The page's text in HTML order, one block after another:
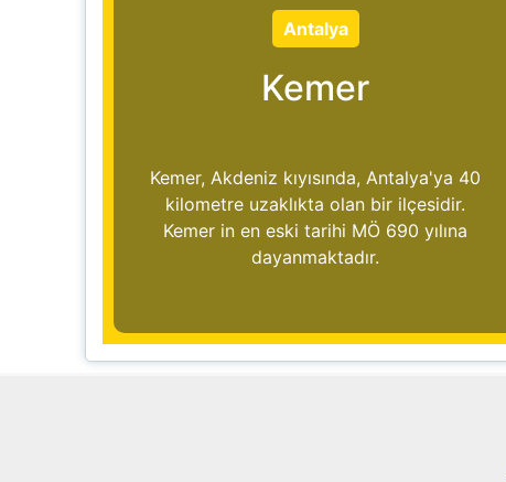
Antalya
Kemer
Kemer, Akdeniz kıyısında, Antalya'ya 40
kilometre uzaklıkta olan bir ilçesidir.
Kemer in en eski tarihi MÖ 690 yılına
dayanmaktadır.